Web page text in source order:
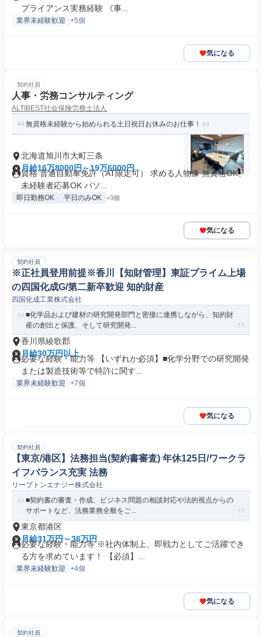
プライアンス実務経験 《事...
業界未経験歓迎 +5個
気になる
契約社員
人事・労務コンサルティング
ALTIBEST社会保険労務士法人
無資格未経験から始められる土日祝日お休みのお仕事！
北海道旭川市大町三条
月給16万8000円～19万6000円
資格 普通自動車免許（AT限定可） 求める人物像 無資格OK、
未経験者応募OK パソ...
即日勤務OK 平日のみOK +3個
気になる
契約社員
※正社員登用前提※香川【知財管理】東証プライム上場
の四国化成G/第二新卒歓迎 知的財産
四国化成工業株式会社
■化学品および建材の研究開発部門と密接に連携しながら、知的財
産の創出と保護、そして研究開発...
香川県綾歌郡
月給30万円以上
必要な経験・能力等 【いずれか必須】■化学分野での研究開発
または製造技術等で特許に関す...
業界未経験歓迎 +7個
気になる
契約社員
【東京/港区】法務担当(契約書審査) 年休125日/ワークラ
イフバランス充実 法務
リープトンエナジー株式会社
■契約書の審査・作成、ビジネス問題の相談対応や法的視点からの
サポートなど、法務業務全般をご...
東京都港区
月給31万円～36万円
必要な経験・能力等 ※社内体制上、即戦力としてご活躍でき
る方を求めています！ 【必須】...
業界未経験歓迎 +4個
気になる
契約社員